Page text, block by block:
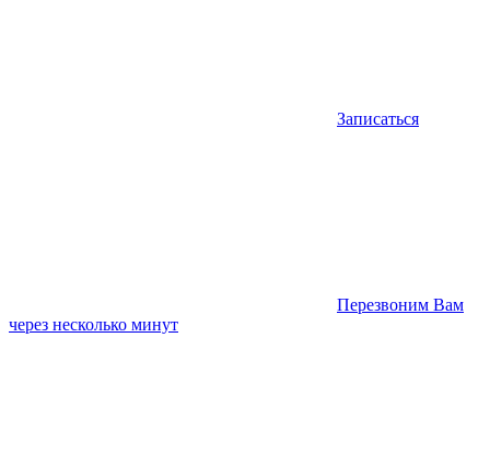
Записаться
Перезвоним Вам
через несколько минут